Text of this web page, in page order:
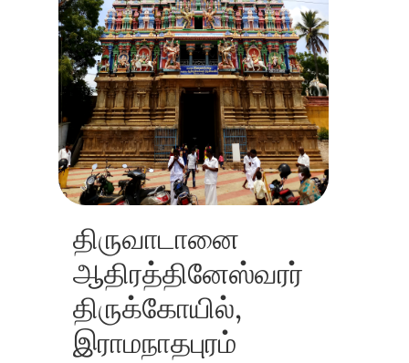
திருவாடானை
ஆதிரத்தினேஸ்வரர்
திருக்கோயில்,
இராமநாதபுரம்